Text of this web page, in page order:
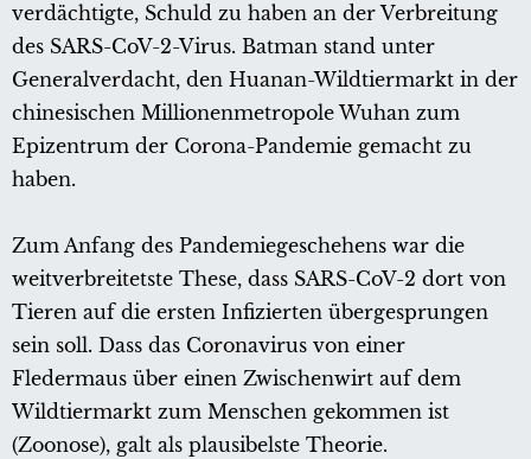
verdächtigte, Schuld zu haben an der Verbreitung
des SARS-CoV-2-Virus. Batman stand unter
Generalverdacht, den Huanan-Wildtiermarkt in der
chinesischen Millionenmetropole Wuhan zum
Epizentrum der Corona-Pandemie gemacht zu
haben.
Zum Anfang des Pandemiegeschehens war die
weitverbreitetste These, dass SARS-CoV-2 dort von
Tieren auf die ersten Infizierten übergesprungen
sein soll. Dass das Coronavirus von einer
Fledermaus über einen Zwischenwirt auf dem
Wildtiermarkt zum Menschen gekommen ist
(Zoonose), galt als plausibelste Theorie.